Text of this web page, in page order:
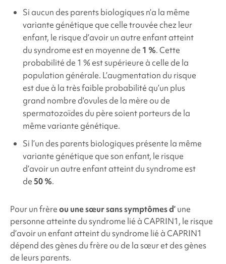
Si aucun des parents biologiques n’a la même
variante génétique que celle trouvée chez leur
enfant, le risque d’avoir un autre enfant atteint
du syndrome est en moyenne de 1 %. Cette
probabilité de 1 % est supérieure à celle de la
population générale. L’augmentation du risque
est due à la très faible probabilité qu’un plus
grand nombre d’ovules de la mère ou de
spermatozoïdes du père soient porteurs de la
même variante génétique.
Si l’un des parents biologiques présente la même
variante génétique que son enfant, le risque
d’avoir un autre enfant atteint du syndrome est
de 50 %.
Pour un frèreou une sœur sans symptômes d’une
personne atteinte dusyndrome lié à CAPRIN1, le risque
d’avoir un enfant atteint dusyndrome lié à CAPRIN1
dépend des gènes du frère ou de la sœur et des gènes
de leurs parents.